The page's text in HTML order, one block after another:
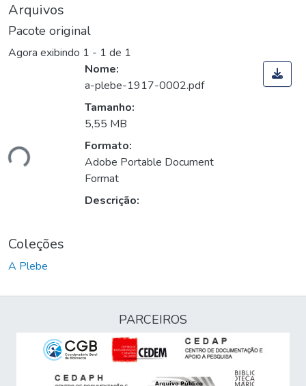
Arquivos
Pacote original
Agora exibindo 1 - 1 de 1
Nome:
a-plebe-1917-0002.pdf
Tamanho:
5,55 MB
Formato:
Adobe Portable Document
Format
Descrição:
Coleções
A Plebe
PARCEIROS